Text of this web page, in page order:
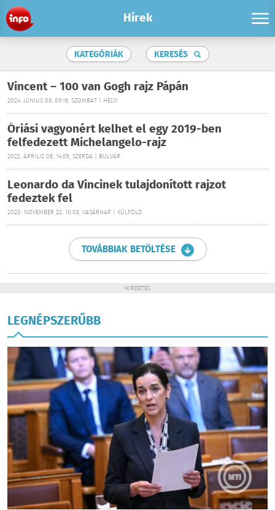
Hírek
KATEGÓRIÁK KERESÉS
Vincent – 100 van Gogh rajz Pápán
2024. JÚNIUS 08. 09:16, SZOMBAT | HELYI
Óriási vagyonért kelhet el egy 2019-ben
felfedezett Michelangelo-rajz
2022. ÁPRILIS 06. 14:05, SZERDA | BULVÁR
Leonardo da Vincinek tulajdonított rajzot
fedeztek fel
2020. NOVEMBER 22. 10:03, VASÁRNAP | KÜLFÖLD
TOVÁBBIAK BETÖLTÉSE
HIRDETÉS
LEGNÉPSZERŰBB